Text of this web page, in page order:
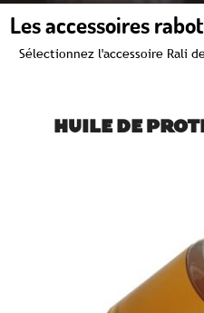
Les accessoires rabot
Sélectionnez l'accessoire Rali
HUILE DE